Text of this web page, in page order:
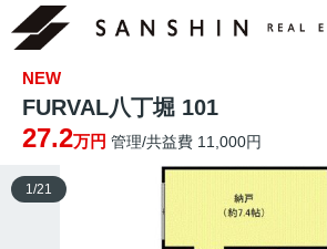
NEW
FURVAL八丁堀 101
27.2万円 管理/共益費 11,000円
1/21